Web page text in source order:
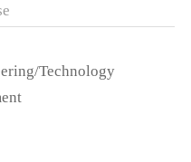
Technology